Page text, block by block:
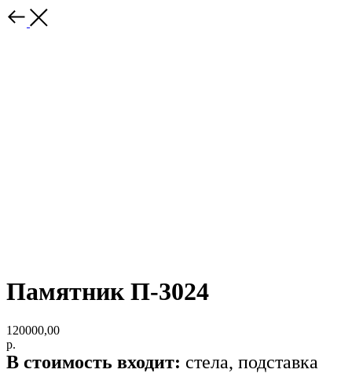
Памятник П-3024
120000,00
р.
В стоимость входит: стела, подставка